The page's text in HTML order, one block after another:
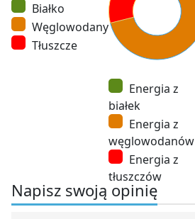
Białko
Węglowodany
Tłuszcze
Energia z
białek
Energia z
węglowodanów
Energia z
tłuszczów
Napisz swoją opinię